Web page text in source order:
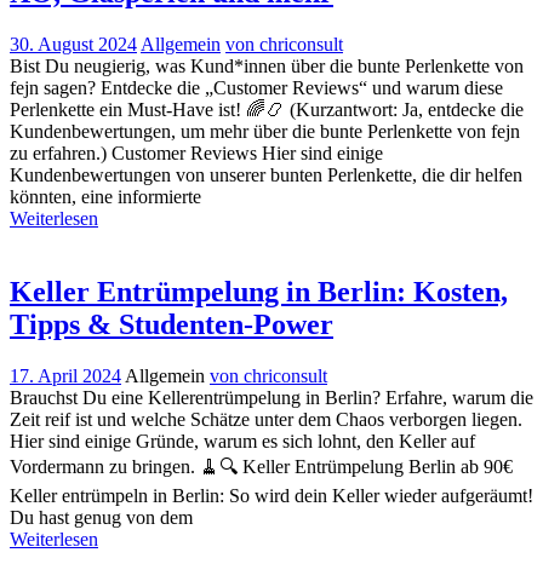
30. August 2024 Allgemein von chriconsult
Bist Du neugierig, was Kund*innen über die bunte Perlenkette von
fejn sagen? Entdecke die „Customer Reviews“ und warum diese
Perlenkette ein Must-Have ist! 🌈📿 (Kurzantwort: Ja, entdecke die
Kundenbewertungen, um mehr über die bunte Perlenkette von fejn
zu erfahren.) Customer Reviews Hier sind einige
Kundenbewertungen von unserer bunten Perlenkette, die dir helfen
könnten, eine informierte
Weiterlesen
Keller Entrümpelung in Berlin: Kosten,
Tipps & Studenten-Power
17. April 2024 Allgemein von chriconsult
Brauchst Du eine Kellerentrümpelung in Berlin? Erfahre, warum die
Zeit reif ist und welche Schätze unter dem Chaos verborgen liegen.
Hier sind einige Gründe, warum es sich lohnt, den Keller auf
Vordermann zu bringen. 🧹🔍 Keller Entrümpelung Berlin ab 90€
Keller entrümpeln in Berlin: So wird dein Keller wieder aufgeräumt!
Du hast genug von dem
Weiterlesen